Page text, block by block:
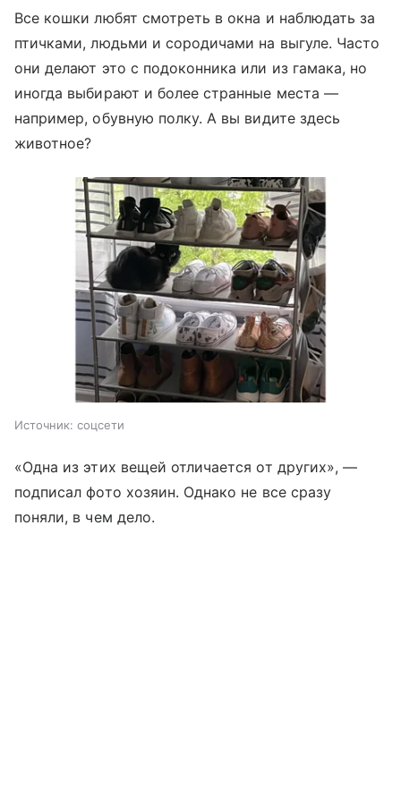
Все кошки любят смотреть в окна и наблюдать за
птичками, людьми и сородичами на выгуле. Часто
они делают это с подоконника или из гамака, но
иногда выбирают и более странные места —
например, обувную полку. А вы видите здесь
животное?
Источник: соцсети
«Одна из этих вещей отличается от других», —
подписал фото хозяин. Однако не все сразу
поняли, в чем дело.